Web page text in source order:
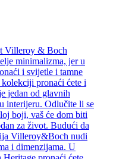
Villeroy & Boch
minimalizma, jer u
i svijetle i tamne
pronaći ćete i
jedan od glavnih
interijeru. Odlučite li se
boji, vaš će dom biti
za život. Budući da
Villeroy&Boch nudi
i dimenzijama. U